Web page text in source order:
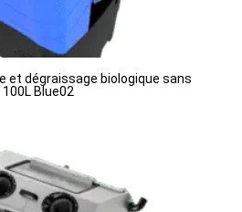
et dégraissage biologique sans
Blue02